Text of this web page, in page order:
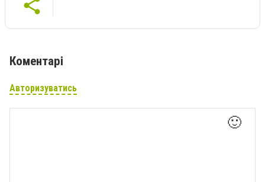
Коментарі
Авторизуватись
🙂